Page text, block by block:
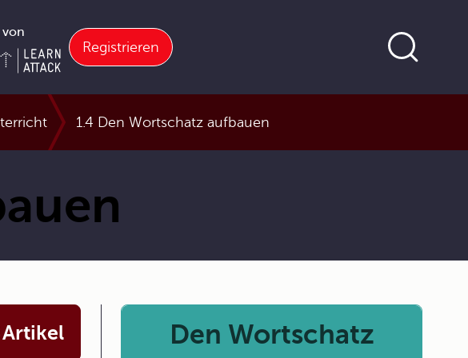
von
Registrieren
1.4 Den Wortschatz aufbauen
Artikel
Den Wortschatz